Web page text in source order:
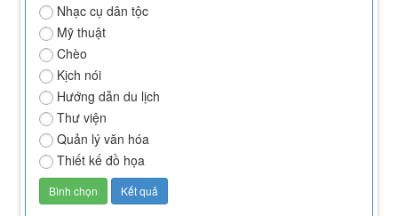
Nhạc cụ dân tộc
Mỹ thuật
Chèo
Kịch nói
Hướng dẫn du lịch
Thư viện
Quản lý văn hóa
Thiết kế đồ họa